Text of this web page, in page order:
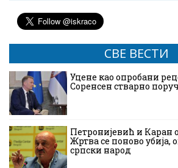
СВЕ ВЕСТИ
Уцене као опробани
Соренсен стварно
Петронијевић и Каран
Жртва се поново убија,
српски народ